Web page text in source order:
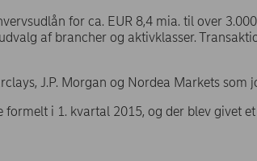
for ca. EUR 8,4 mia. til over
af brancher og aktivklasser.
J.P. Morgan og Nordea Markets som
formelt i 1. kvartal 2015, og der blev givet